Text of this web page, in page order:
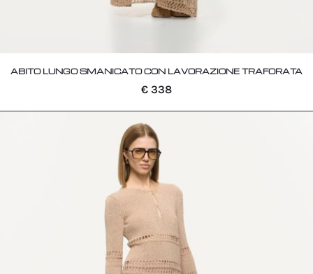
ABITO LUNGO SMANICATO CON LAVORAZIONE TRAFORATA
€ 338